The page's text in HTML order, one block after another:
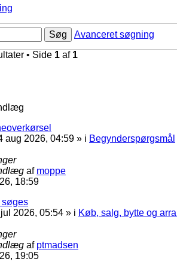
Søg
Avanceret søgning
• Side 1 af 1
aug 2026, 04:59 » i Begynderspørgsmål
af moppe
18:59
søges
2026, 05:54 » i Køb, salg, bytte og
af ptmadsen
19:05